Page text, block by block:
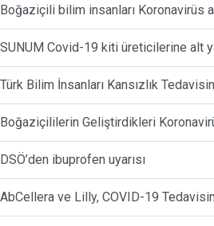
Boğaziçili bilim insanları Koronavirüs
SUNUM Covid-19 kiti üreticilerine alt
Türk Bilim İnsanları Kansızlık
Boğaziçililerin Geliştirdikleri
DSÖ’den ibuprofen uyarısı
AbCellera ve Lilly, COVID-19